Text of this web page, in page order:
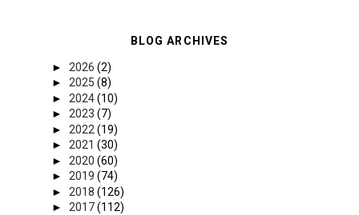
BLOG ARCHIVES
► 2026 (2)
► 2025 (8)
► 2024(10)
► 2023 (7)
► 2022 (19)
► 2021 (30)
► 2020 (60)
► 2019 (74)
► 2018 (126)
► 2017(112)